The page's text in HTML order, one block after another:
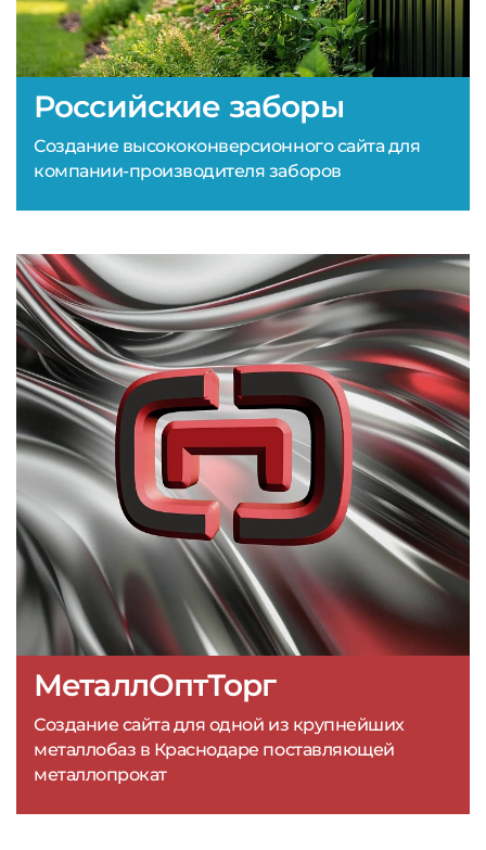
Российские заборы
Создание высококонверсионного сайта для
компании-производителя заборов
МеталлОптТорг
Создание сайта для одной из крупнейших
металлобаз в Краснодаре поставляющей
металлопрокат